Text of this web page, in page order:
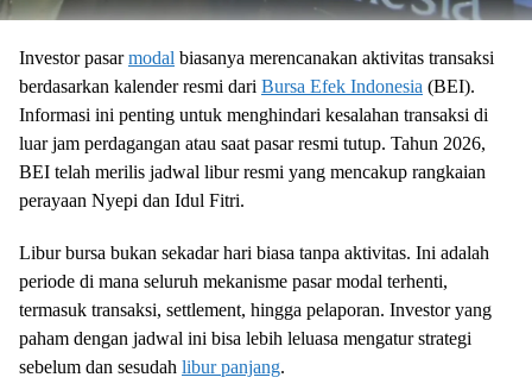
Investor pasarmodal biasanya merencanakan aktivitas transaksi
berdasarkan kalender resmi dari Bursa Efek Indonesia (BEI).
Informasi ini penting untuk menghindari kesalahan transaksi di
luar jam perdagangan atau saat pasar resmi tutup. Tahun 2026,
BEI telah merilis jadwal libur resmi yang mencakup rangkaian
perayaan Nyepi dan Idul Fitri.
Libur bursa bukan sekadar hari biasa tanpa aktivitas. Ini adalah
periode di mana seluruh mekanisme pasar modal terhenti,
termasuk transaksi, settlement, hingga pelaporan. Investor yang
paham dengan jadwal ini bisa lebih leluasa mengatur strategi
sebelum dan sesudah libur panjang.